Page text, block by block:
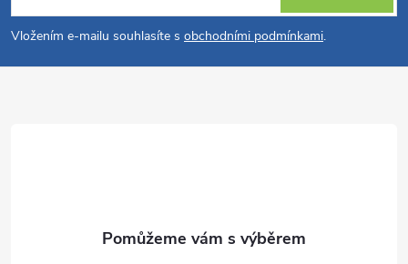
í
p
p
a
Vložením e-mailu souhlasíte s obchodními podmínkami.